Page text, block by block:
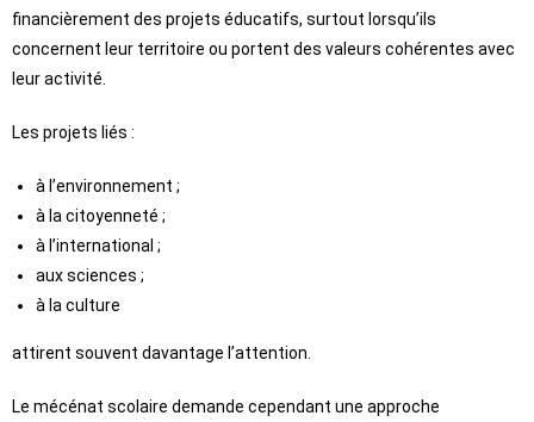
financièrement des projets éducatifs, surtout lorsqu’ils
concernent leur territoire ou portent des valeurs cohérentes avec
leur activité.
Les projets liés :
à l’environnement ;
à la citoyenneté ;
à l’international ;
aux sciences ;
à la culture
attirent souvent davantage l’attention.
Le mécénat scolaire demande cependant une approche